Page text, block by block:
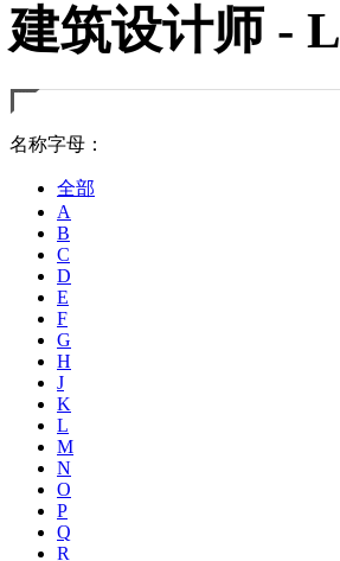
建筑设计师 - L
名称字母：
全部
A
B
C
D
E
F
G
H
J
K
L
M
N
O
P
Q
R